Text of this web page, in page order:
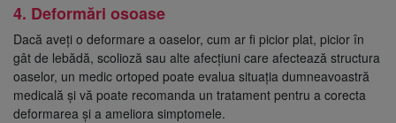
4. Deformări osoase
Dacă aveți o deformare a oaselor, cum ar fi picior plat, picior în
gât de lebădă, scolioză sau alte afecțiuni care afectează structura
oaselor, un medic ortoped poate evalua situația dumneavoastră
medicală și vă poate recomanda un tratament pentru a corecta
deformarea și a ameliora simptomele.